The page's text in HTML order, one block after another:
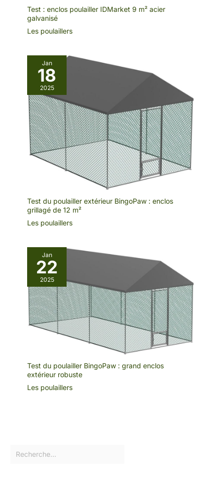
Test : enclos poulailler IDMarket 9 m² acier
galvanisé
Les poulaillers
Jan
18
2025
Test du poulailler extérieur BingoPaw : enclos
grillagé de 12 m²
Les poulaillers
Jan
22
2025
Test du poulailler BingoPaw : grand enclos
extérieur robuste
Les poulaillers